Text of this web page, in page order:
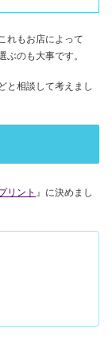
れもお店によって
のも大事です。
と相談して考えまし
リント 』に決めまし